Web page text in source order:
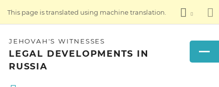
This page is translated using machine translation.
JEHOVAH'S WITNESSES
LEGAL DEVELOPMENTS IN
RUSSIA